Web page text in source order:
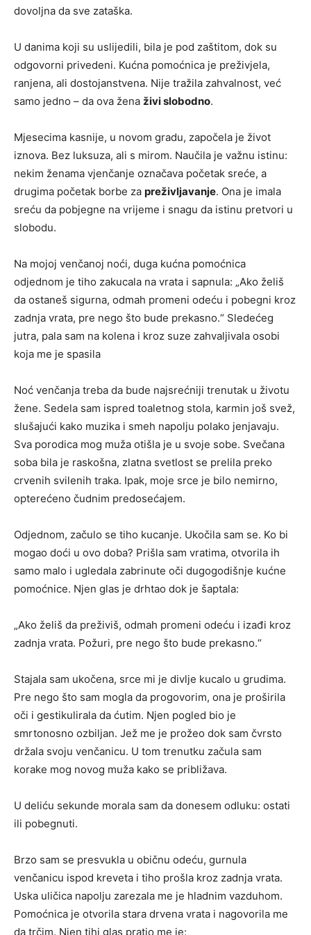
dovoljna da sve zataška.
U danima koji su uslijedili, bila je pod zaštitom, dok su
odgovorni privedeni. Kućna pomoćnica je preživjela,
ranjena, ali dostojanstvena. Nije tražila zahvalnost, već
samo jedno – da ova žena živi slobodno.
Mjesecima kasnije, u novom gradu, započela je život
iznova. Bez luksuza, ali s mirom. Naučila je važnu istinu:
nekim ženama vjenčanje označava početak sreće, a
drugima početak borbe za preživljavanje. Ona je imala
sreću da pobjegne na vrijeme i snagu da istinu pretvori u
slobodu.
Na mojoj venčanoj noći, duga kućna pomoćnica
odjednom je tiho zakucala na vrata i sapnula: „Ako želiš
da ostaneš sigurna, odmah promeni odeću i pobegni kroz
zadnja vrata, pre nego što bude prekasno.“ Sledećeg
jutra, pala sam na kolena i kroz suze zahvaljivala osobi
koja me je spasila
Noć venčanja treba da bude najsrećniji trenutak u životu
žene. Sedela sam ispred toaletnog stola, karmin još svež,
slušajući kako muzika i smeh napolju polako jenjavaju.
Sva porodica mog muža otišla je u svoje sobe. Svečana
soba bila je raskošna, zlatna svetlost se prelila preko
crvenih svilenih traka. Ipak, moje srce je bilo nemirno,
opterećeno čudnim predosećajem.
Odjednom, začulo se tiho kucanje. Ukočila sam se. Ko bi
mogao doći u ovo doba? Prišla sam vratima, otvorila ih
samo malo i ugledala zabrinute oči dugogodišnje kućne
pomoćnice. Njen glas je drhtao dok je šaptala:
„Ako želiš da preživiš, odmah promeni odeću i izađi kroz
zadnja vrata. Požuri, pre nego što bude prekasno.“
Stajala sam ukočena, srce mi je divlje kucalo u grudima.
Pre nego što sam mogla da progovorim, ona je proširila
oči i gestikulirala da ćutim. Njen pogled bio je
smrtonosno ozbiljan. Jež me je prožeo dok sam čvrsto
držala svoju venčanicu. U tom trenutku začula sam
korake mog novog muža kako se približava.
U deliću sekunde morala sam da donesem odluku: ostati
ili pobegnuti.
Brzo sam se presvukla u običnu odeću, gurnula
venčanicu ispod kreveta i tiho prošla kroz zadnja vrata.
Uska uličica napolju zarezala me je hladnim vazduhom.
Pomoćnica je otvorila stara drvena vrata i nagovorila me
da trčim. Njen tihi glas pratio me je: